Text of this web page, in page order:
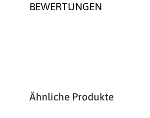
BEWERTUNGEN
Produktgalerie überspringen
Ähnliche Produkte